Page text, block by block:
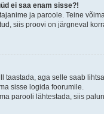
ei saa enam sisse?!
ja paroole. Teine
siis proovi on järgneval
taastada, aga selle saab
sisse logida foorumile.
parooli lähtestada, siis